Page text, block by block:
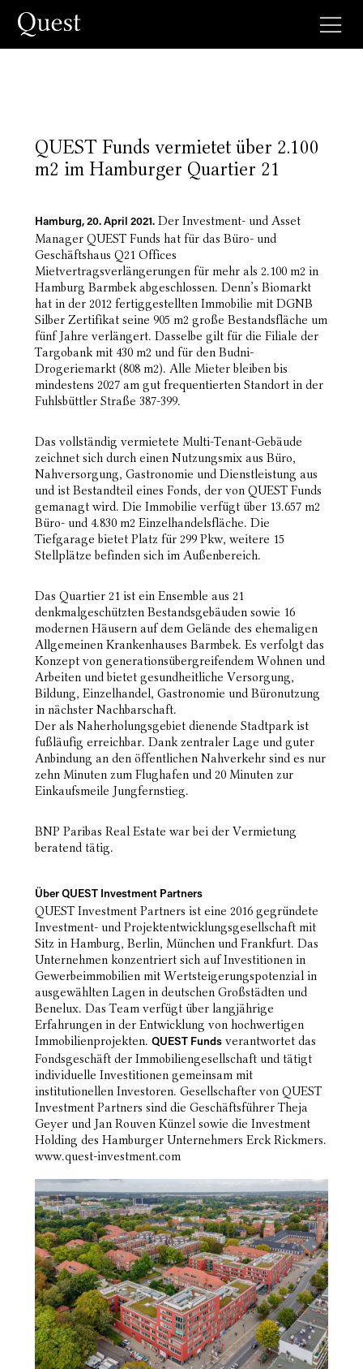
QUEST Funds vermietet über 2.100
m2 im Hamburger Quartier 21
Hamburg, 20. April 2021.Der Investment- und Asset
Manager QUEST Funds hat für das Büro- und
Geschäftshaus Q21 Offices
Mietvertragsverlängerungen für mehr als 2.100 m2 in
Hamburg Barmbek abgeschlossen. Denn’s Biomarkt
hat in der 2012 fertiggestellten Immobilie mit DGNB
Silber Zertifikat seine 905 m2 große Bestandsfläche um
fünf Jahre verlängert. Dasselbe gilt für die Filiale der
Targobank mit 430 m2 und für den Budni-
Drogeriemarkt (808 m2). Alle Mieter bleiben bis
mindestens 2027 am gut frequentierten Standort in der
Fuhlsbüttler Straße 387-399.
Das vollständig vermietete Multi-Tenant-Gebäude
zeichnet sich durch einen Nutzungsmix aus Büro,
Nahversorgung, Gastronomie und Dienstleistung aus
und ist Bestandteil eines Fonds, der von QUEST Funds
gemanagt wird. Die Immobilie verfügt über 13.657 m2
Büro- und 4.830 m2 Einzelhandelsfläche. Die
Tiefgarage bietet Platz für 299 Pkw, weitere 15
Stellplätze befinden sich im Außenbereich.
Das Quartier 21 ist ein Ensemble aus 21
denkmalgeschützten Bestandsgebäuden sowie 16
modernen Häusern auf dem Gelände des ehemaligen
Allgemeinen Krankenhauses Barmbek. Es verfolgt das
Konzept von generationsübergreifendem Wohnen und
Arbeiten und bietet gesundheitliche Versorgung,
Bildung, Einzelhandel, Gastronomie und Büronutzung
in nächster Nachbarschaft.
Der als Naherholungsgebiet dienende Stadtpark ist
fußläufig erreichbar. Dank zentraler Lage und guter
Anbindung an den öffentlichen Nahverkehr sind es nur
zehn Minuten zum Flughafen und 20 Minuten zur
Einkaufsmeile Jungfernstieg.
BNP Paribas Real Estate war bei der Vermietung
beratend tätig.
Über QUEST Investment Partners
QUEST Investment Partners ist eine 2016 gegründete
Investment- und Projektentwicklungsgesellschaft mit
Sitz in Hamburg, Berlin, München und Frankfurt. Das
Unternehmen konzentriert sich auf Investitionen in
Gewerbeimmobilien mit Wertsteigerungspotenzial in
ausgewählten Lagen in deutschen Großstädten und
Benelux. Das Team verfügt über langjährige
Erfahrungen in der Entwicklung von hochwertigen
Immobilienprojekten. QUEST Fundsverantwortet das
Fondsgeschäft der Immobiliengesellschaft und tätigt
individuelle Investitionen gemeinsam mit
institutionellen Investoren. Gesellschafter von QUEST
Investment Partners sind die Geschäftsführer Theja
Geyer und Jan Rouven Künzel sowie die Investment
Holding des Hamburger Unternehmers Erck Rickmers.
www.quest-investment.com